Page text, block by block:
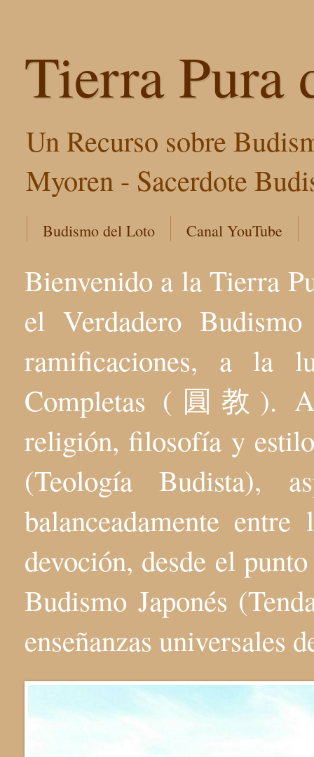
Tierra Pura
Un Recurso sobre
Myoren - Sacerdote
Budismo del Loto Canal YouTube
Bienvenido a la Tierra
el Verdadero
ramificaciones, a la
Completas (圓教).
religión, filosofía y
(Teología Budista),
balanceadamente
devoción, desde el
Budismo Japonés
enseñanzas universales